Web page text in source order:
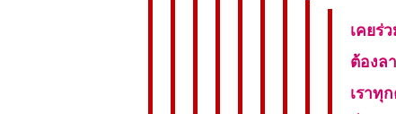
เคยร่
ต้องล
เราทุ